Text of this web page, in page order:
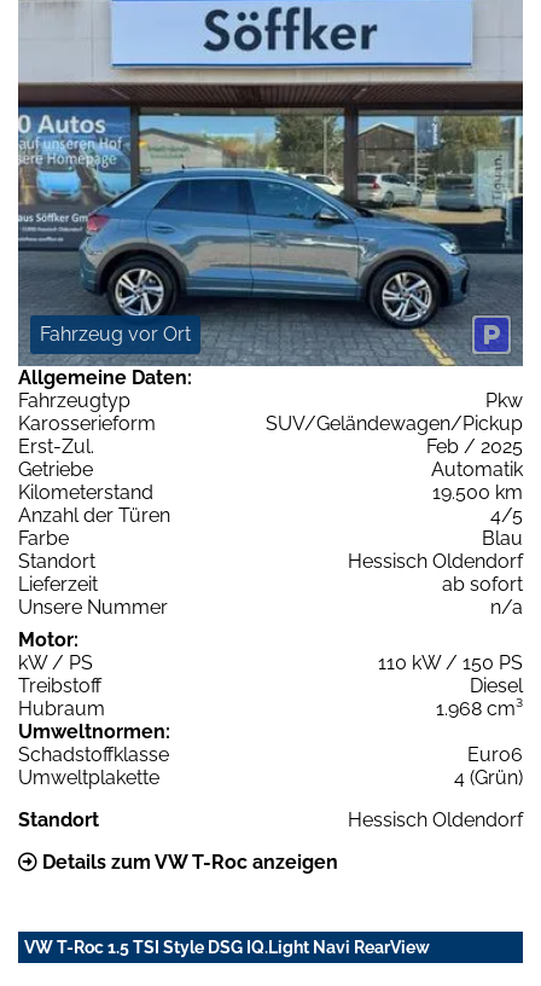
Fahrzeug vor Ort
Allgemeine Daten:
Fahrzeugtyp
Pkw
Karosserieform
SUV/Geländewagen/Pickup
Erst-Zul.
Feb / 2025
Getriebe
Automatik
Kilometerstand
19.500 km
Anzahl der Türen
4/5
Farbe
Blau
Standort
Hessisch Oldendorf
Lieferzeit
ab sofort
Unsere Nummer
n/a
Motor:
kW / PS
110 kW / 150 PS
Treibstoff
Diesel
Hubraum
1.968 cm³
Umweltnormen:
Schadstoffklasse
Euro6
Umweltplakette
4 (Grün)
Standort
Hessisch Oldendorf
Details zum VW T-Roc anzeigen
VW T-Roc 1.5 TSI Style DSG IQ.Light Navi RearView